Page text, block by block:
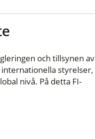
och tillsynen av
styrelser,
nivå. På detta FI-